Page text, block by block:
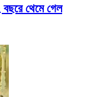
বছরে থেমে গেল